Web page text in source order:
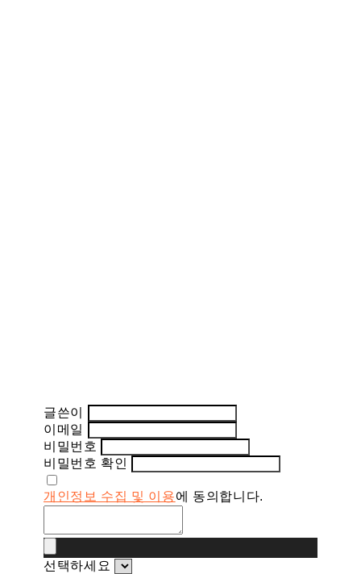
글쓴이
이메일
비밀번호
비밀번호 확인
개인정보 수집 및 이용에 동의합니다.
선택하세요